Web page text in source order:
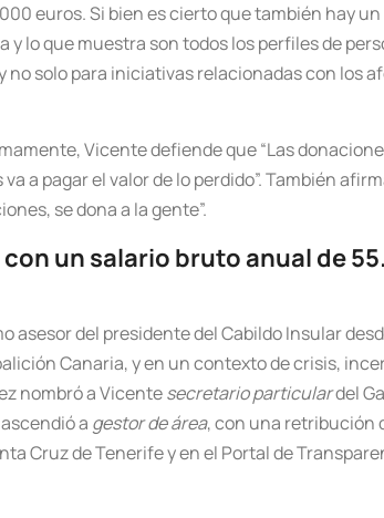
euros. Si bien es cierto que también hay
lo que muestra son todos los perfiles de
solo para iniciativas relacionadas con los
Vicente defiende que “Las
a pagar el valor de lo perdido”. También
se dona a la gente”.
un salario bruto anual de
asesor del presidente del Cabildo Insular
Canaria, y en un contexto de crisis,
nombró a Vicentesecretario particulardel
a gestor de área, con una retribución
Cruz de Tenerife y en el Portal de